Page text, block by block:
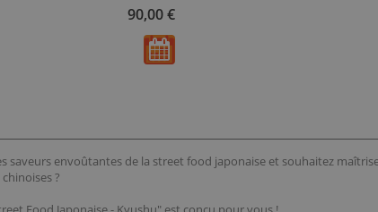
90,00 €
saveurs envoûtantes de la street food japonaise et souhaitez
?